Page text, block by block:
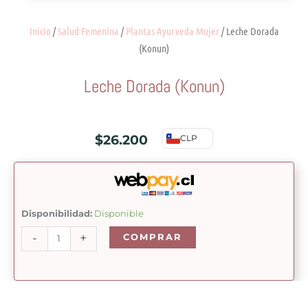
Inicio /Salud Femenina /Plantas Ayurveda Mujer/ Leche Dorada
(Konun)
Leche Dorada (Konun)
$26.200 CLP
Disponibilidad: Disponible
-
Leche
Dorada
+ COMPRAR